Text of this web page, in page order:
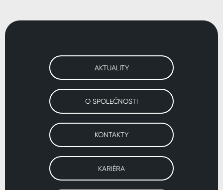
AKTUALITY
O SPOLEČNOSTI
KONTAKTY
KARIÉRA